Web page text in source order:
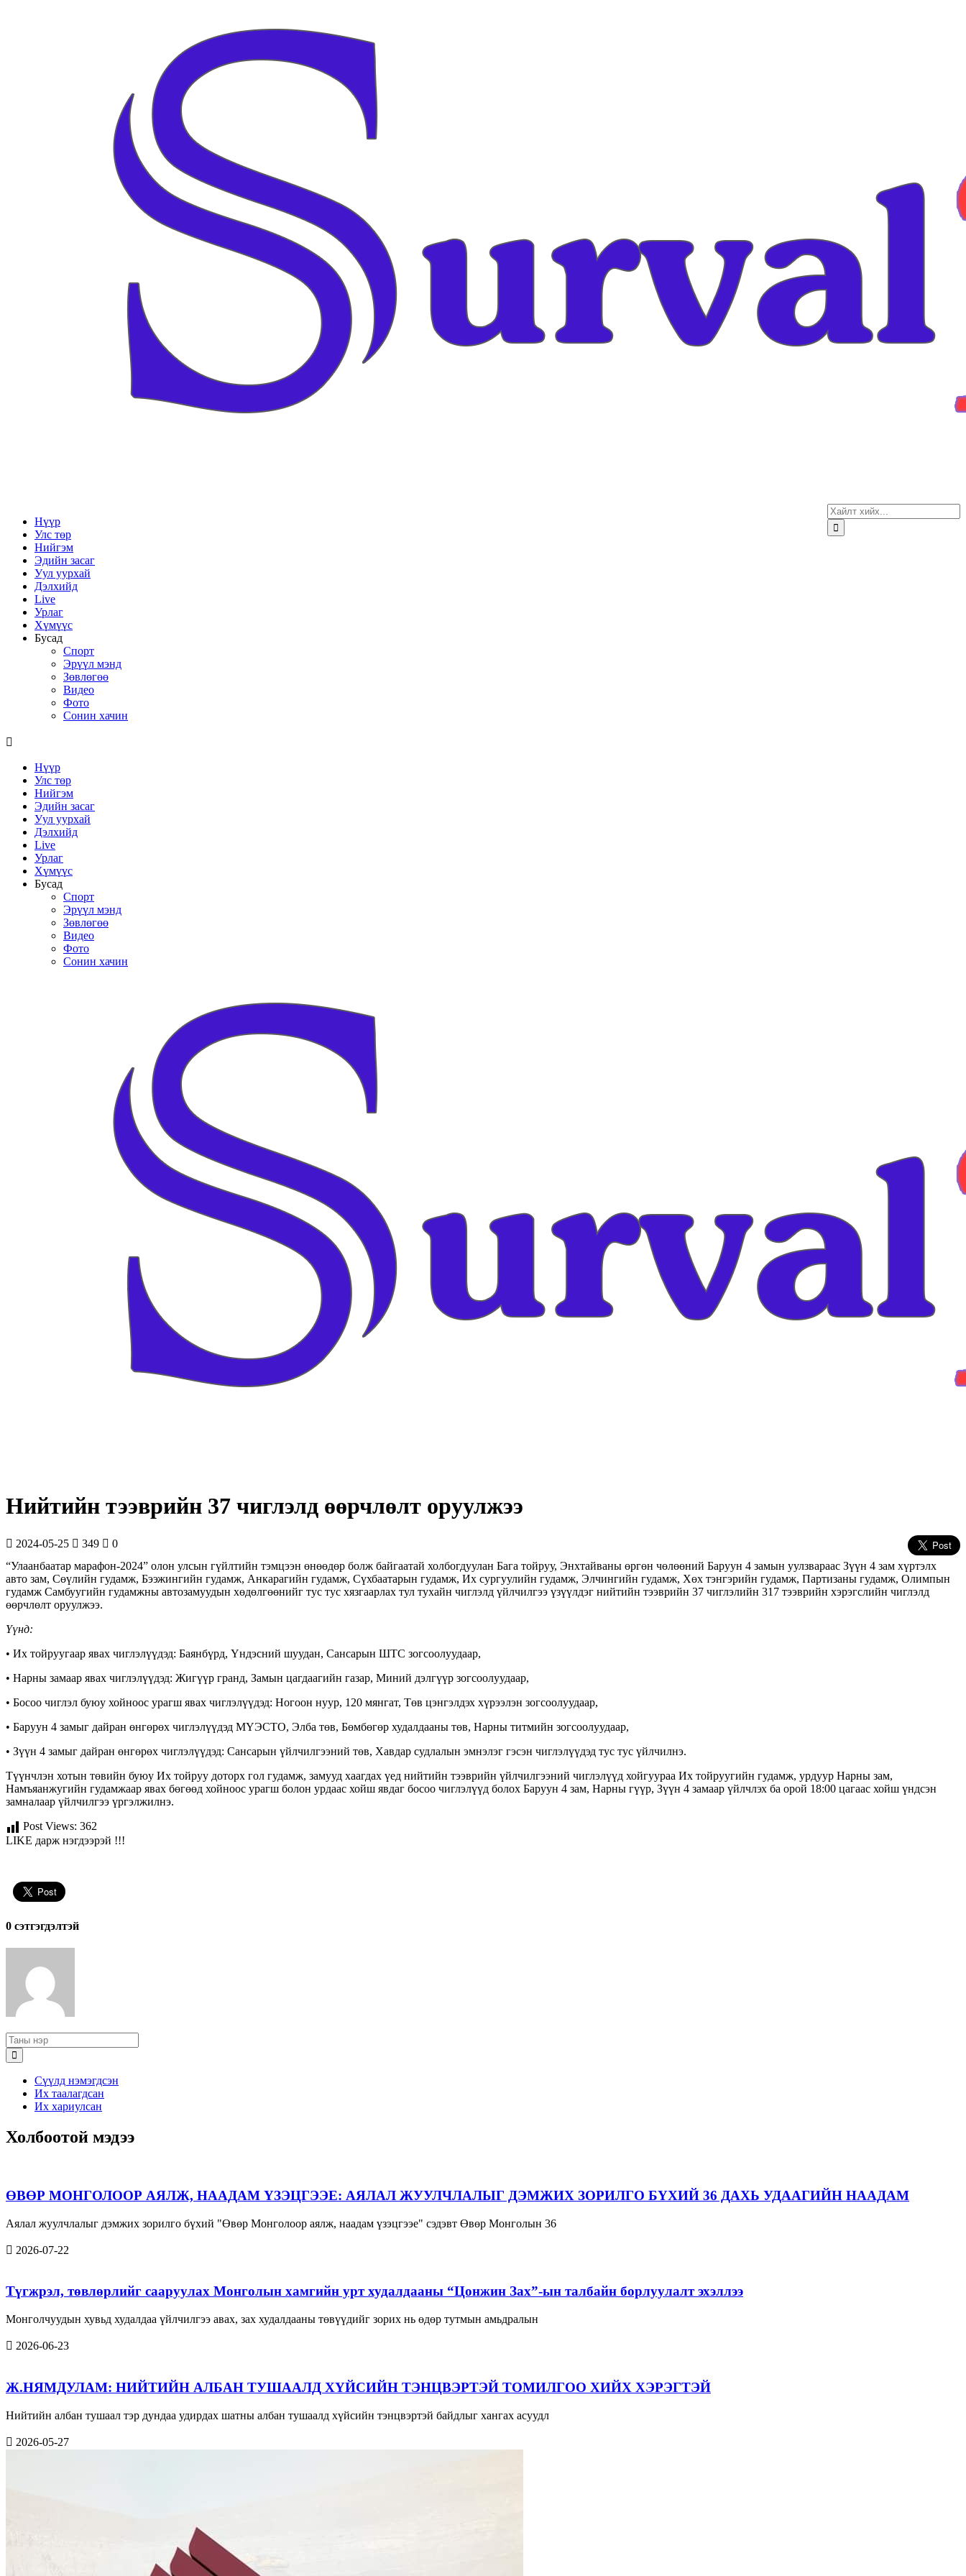
Нүүр
Улс төр
Нийгэм
Эдийн засаг
Уул уурхай
Дэлхийд
Live
Урлаг
Хүмүүс
Бусад
Спорт
Эрүүл мэнд
Зөвлөгөө
Видео
Фото
Сонин хачин
Нүүр
Улс төр
Нийгэм
Эдийн засаг
Уул уурхай
Дэлхийд
Live
Урлаг
Хүмүүс
Бусад
Спорт
Эрүүл мэнд
Зөвлөгөө
Видео
Фото
Сонин хачин
Нийтийн тээврийн 37 чиглэлд өөрчлөлт оруулжээ
2024-05-25 349
0
“Улаанбаатар марафон-2024” олон улсын гүйлтийн тэмцээн өнөөдөр болж байгаатай холбогдуулан Бага тойруу, Энхтайваны өргөн чөлөөний Баруун 4 замын уулзвараас Зүүн 4 зам хүртэлх
авто зам, Сөүлийн гудамж, Бээжингийн гудамж, Анкарагийн гудамж, Сүхбаатарын гудамж, Их сургуулийн гудамж, Элчингийн гудамж, Хөх тэнгэрийн гудамж, Партизаны гудамж, Олимпын
гудамж Самбуугийн гудамжны автозамуудын хөдөлгөөнийг тус тус хязгаарлах тул тухайн чиглэлд үйлчилгээ үзүүлдэг нийтийн тээврийн 37 чиглэлийн 317 тээврийн хэрэгслийн чиглэлд
өөрчлөлт оруулжээ.
Үүнд:
• Их тойруугаар явах чиглэлүүдэд: Баянбүрд, Үндэсний шуудан, Сансарын ШТС зогсоолуудаар,
• Нарны замаар явах чиглэлүүдэд: Жигүүр гранд, Замын цагдаагийн газар, Миний дэлгүүр зогсоолуудаар,
• Босоо чиглэл буюу хойноос урагш явах чиглэлүүдэд: Ногоон нуур, 120 мянгат, Төв цэнгэлдэх хүрээлэн зогсоолуудаар,
• Баруун 4 замыг дайран өнгөрөх чиглэлүүдэд МҮЭСТО, Элба төв, Бөмбөгөр худалдааны төв, Нарны титмийн зогсоолуудаар,
• Зүүн 4 замыг дайран өнгөрөх чиглэлүүдэд: Сансарын үйлчилгээний төв, Хавдар судлалын эмнэлэг гэсэн чиглэлүүдэд тус тус үйлчилнэ.
Түүнчлэн хотын төвийн буюу Их тойруу доторх гол гудамж, замууд хаагдах үед нийтийн тээврийн үйлчилгээний чиглэлүүд хойгуураа Их тойруугийн гудамж, урдуур Нарны зам,
Намъяанжугийн гудамжаар явах бөгөөд хойноос урагш болон урдаас хойш явдаг босоо чиглэлүүд болох Баруун 4 зам, Нарны гүүр, Зүүн 4 замаар үйлчлэх ба орой 18:00 цагаас хойш үндсэн
замналаар үйлчилгээ үргэлжилнэ.
Post Views: 362
LIKE дарж нэгдээрэй !!!
0 cэтгэгдэлтэй
Сүүлд нэмэгдсэн
Их таалагдсан
Их хариулсан
Холбоотой мэдээ
ӨВӨР МОНГОЛООР АЯЛЖ, НААДАМ ҮЗЭЦГЭЭЕ: АЯЛАЛ ЖУУЛЧЛАЛЫГ ДЭМЖИХ ЗОРИЛГО БҮХИЙ 36 ДАХЬ УДААГИЙН НААДАМ
Аялал жуулчлалыг дэмжих зорилго бүхий "Өвөр Монголоор аялж, наадам үзэцгээе" сэдэвт Өвөр Монголын 36
2026-07-22
Түгжрэл, төвлөрлийг сааруулах Монголын хамгийн урт худалдааны “Цонжин Зах”-ын талбайн борлуулалт эхэллээ
Монголчуудын хувьд худалдаа үйлчилгээ авах, зах худалдааны төвүүдийг зорих нь өдөр тутмын амьдралын
2026-06-23
Ж.НЯМДУЛАМ: НИЙТИЙН АЛБАН ТУШААЛД ХҮЙСИЙН ТЭНЦВЭРТЭЙ ТОМИЛГОО ХИЙХ ХЭРЭГТЭЙ
Нийтийн албан тушаал тэр дундаа удирдах шатны албан тушаалд хүйсийн тэнцвэртэй байдлыг хангах асуудл
2026-05-27